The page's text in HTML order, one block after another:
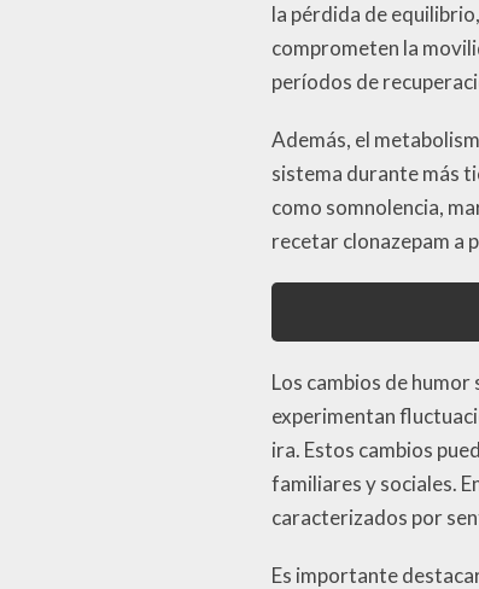
la pérdida de
comprometen la
períodos de
Además, el
sistema durante más
como somnolencia,
recetar clonazepam a
Los cambios de
experimentan
ira. Estos cambios
familiares y sociales.
caracterizados por
Es importante